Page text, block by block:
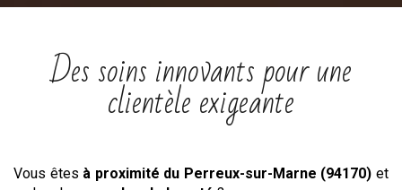
Des soins innovants pour une
clientèle exigeante
Vous êtes à proximité du Perreux-sur-Marne (94170) et